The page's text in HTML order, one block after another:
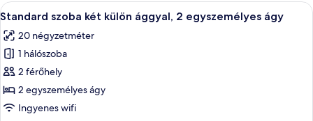
A
következő
szoba
összes
képének
megtekintése:
Standard
Egy szállodai szoba, két ággyal, egy
8
Standard szoba két külön ággyal, 2 egyszemélyes ágy
20 négyzetméter
1 hálószoba
2 férőhely
2 egyszemélyes ágy
Ingyenes wifi